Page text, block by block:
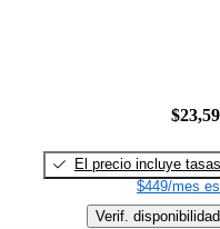
El precio incluye tasas
$449/mes
Verif. disponibilidad